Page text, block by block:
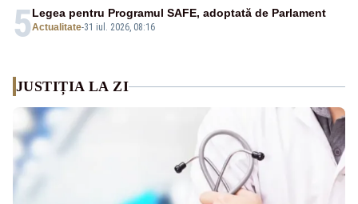
5Actualitate-31 iul. 2026, 08:16
Legea pentru Programul SAFE, adoptată de Parlament
JUSTIȚIA LA ZI